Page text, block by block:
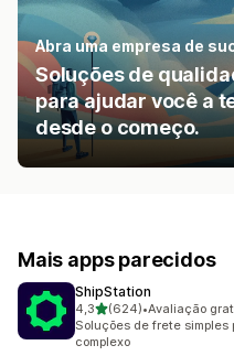
Abra uma empresa de
Soluções de
para ajudar você a
desde o começo.
Mais apps parecidos
ShipStation
4,3de 5 estrelas
(624)
624 avaliações ao todo
•Avaliação
Soluções de frete simples
complexo